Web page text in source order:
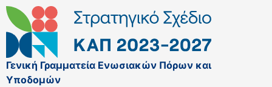
Γενική Γραμματεία Ενωσιακών Πόρων και
Υποδομών